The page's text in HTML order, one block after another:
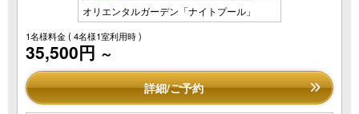
オリエンタルガーデン「ナイトプール」
1名様料金( 4名様1室利用時 )
35,500円 ～
詳細/ご予約